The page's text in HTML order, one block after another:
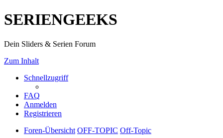
SERIENGEEKS
Dein Sliders & Serien Forum
Zum Inhalt
Schnellzugriff
FAQ
Anmelden
Registrieren
Foren-Übersicht OFF-TOPIC Off-Topic